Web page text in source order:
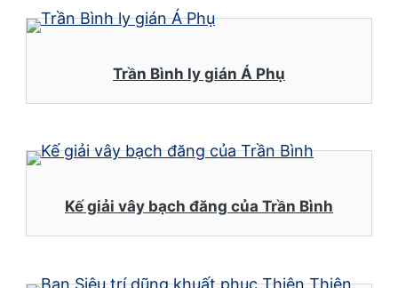
Trần Bình ly gián Á Phụ
Kế giải vây bạch đăng của Trần Bình